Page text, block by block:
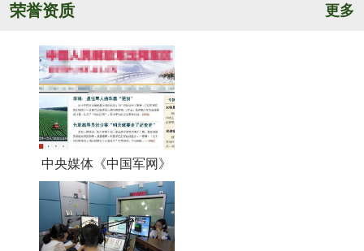
荣誉资质 更多
中央媒体《中国军网》